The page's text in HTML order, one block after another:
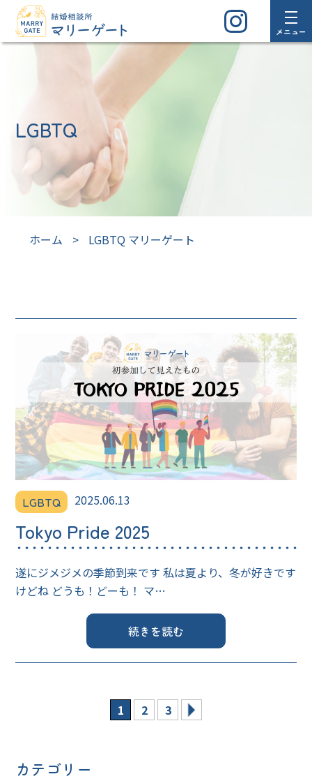
メニュー
LGBTQ
ホーム > LGBTQ マリーゲート
LGBTQ 2025.06.13
Tokyo Pride 2025
遂にジメジメの季節到来です 私は夏より、冬が好きです
けどね どうも！どーも！ マ…
続きを読む
1 2 3
カテゴリー